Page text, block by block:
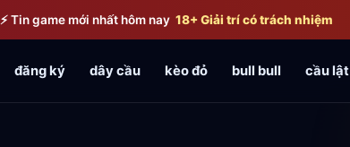
⚡ Tin game mới nhất hôm nay 18+ Giải trí có trách nhiệm
đăng ký dây cầu kèo đỏ bull bull cầu lật